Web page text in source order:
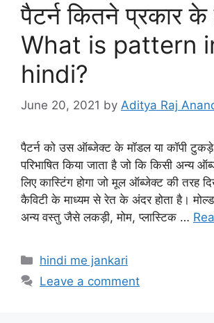
पैटर्न कितने प्रकार के
What is pattern
hindi?
June 20, 2021 by Aditya Raj
पैटर्न को उस ऑब्जेक्ट के मॉडल या कॉपी
परिभाषित किया जाता है जो कि किसी अन्य
लिए कास्टिंग होगा जो मूल ऑब्जेक्ट की तरह
कैविटी के माध्यम से रेत के अंदर होता है।
अन्य वस्तु जैसे लकड़ी, मोम, प्लास्टिक …
Categories
hindi me jankari
Leave a comment